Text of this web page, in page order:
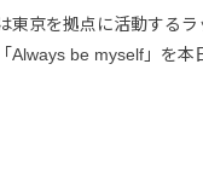
東京を拠点に活動する
Always be myself」を本